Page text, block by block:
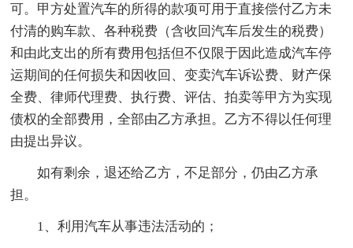
可。甲方处置汽车的所得的款项可用于直接偿付乙方未
付清的购车款、各种税费（含收回汽车后发生的税费）
和由此支出的所有费用包括但不仅限于因此造成汽车停
运期间的任何损失和因收回、变卖汽车诉讼费、财产保
全费、律师代理费、执行费、评估、拍卖等甲方为实现
债权的全部费用，全部由乙方承担。乙方不得以任何理
由提出异议。
如有剩余，退还给乙方，不足部分，仍由乙方承
担。
1、利用汽车从事违法活动的；